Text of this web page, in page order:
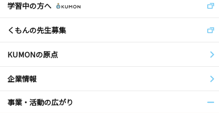
学習中の方へ
くもんの先生募集
KUMONの原点
企業情報
事業・活動の広がり